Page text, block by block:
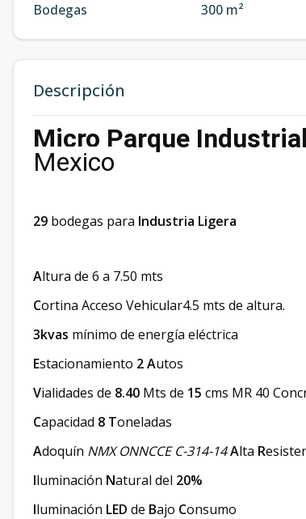
Bodegas 300 m²
Descripción
Micro Parque Industrial
Mexico
29 bodegas para Industria Ligera
Altura de 6 a 7.50 mts
Cortina Acceso Vehicular4.5 mts de altura.
3kvas mínimo de energía eléctrica
Estacionamiento 2Autos
Vialidades de 8.40 Mts de 15 cms MR 40
Capacidad 8 Toneladas
Adoquín NMX ONNCCE C-314-14Alta R
Iluminación Natural del 20%
Iluminación LED de Bajo Consumo